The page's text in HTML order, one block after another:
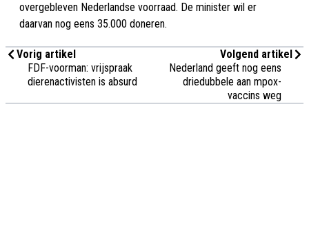
overgebleven Nederlandse voorraad. De minister wil er
daarvan nog eens 35.000 doneren.
Vorig artikel
FDF-voorman: vrijspraak
dierenactivisten is absurd
Volgend artikel
Nederland geeft nog eens
driedubbele aan mpox-
vaccins weg